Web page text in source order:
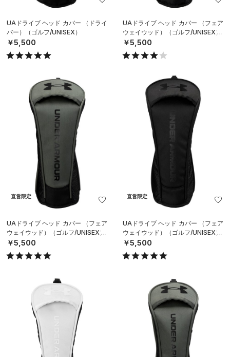
UAドライブ ヘッド カバー （ドライ
バー）（ゴルフ/UNISEX）
￥5,500
UAドライブ ヘッド カバー （フェア
ウェイウッド）（ゴルフ/UNISEX）
￥5,500
直営限定
UAドライブ ヘッド カバー （フェア
ウェイウッド）（ゴルフ/UNISEX）
￥5,500
直営限定
UAドライブ ヘッド カバー （フェア
ウェイウッド）（ゴルフ/UNISEX）
￥5,500